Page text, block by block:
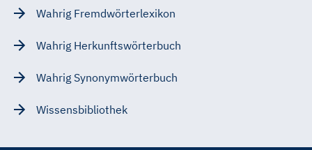
Wahrig Fremdwörterlexikon
Wahrig Herkunftswörterbuch
Wahrig Synonymwörterbuch
Wissensbibliothek